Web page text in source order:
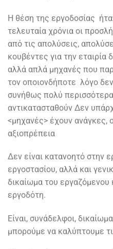
Η θέση της εργοδοσίας
τελευταία χρόνια οι
από τις απολύσεις,
κουβέντες για την εταιρία
αλλά απλά μηχανές που
τον οποιονδήποτε λόγο
συνήθως πολύ
αντικατασταθούν Δεν
<μηχανές> έχουν ανάγκες,
αξιοπρέπεια
Δεν είναι κατανοητό στην
εργοστασίου, αλλά και
δικαίωμα του
εργοδότη.
Είναι, συνάδελφοι,
μπορούμε να καλύπτουμε